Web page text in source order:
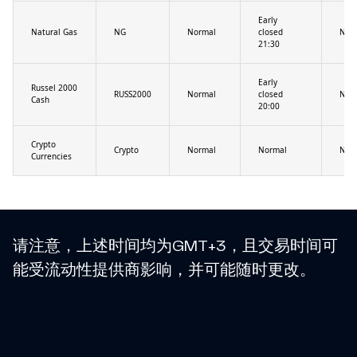
Natural Gas NG Normal
Early
closed
21:30
Russel 2000
Cash
RUSS2000 Normal
Early
closed
20:00
Crypto
Currencies
Crypto Normal Normal
请注意，上述时间均为GMT+3，且交易时间可
能受流动性提供商影响，并可能随时更改。